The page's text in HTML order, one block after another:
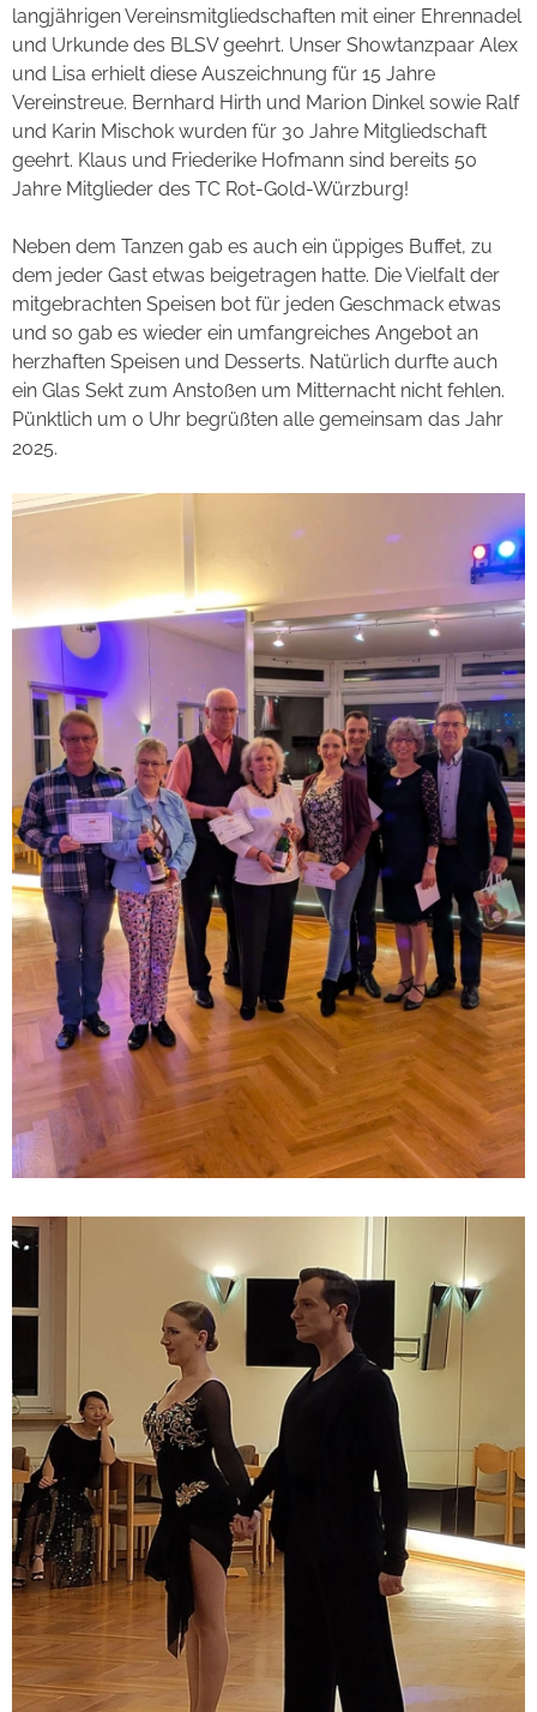
langjährigen Vereinsmitgliedschaften mit einer Ehrennadel
und Urkunde des BLSV geehrt. Unser Showtanzpaar Alex
und Lisa erhielt diese Auszeichnung für 15 Jahre
Vereinstreue. Bernhard Hirth und Marion Dinkel sowie Ralf
und Karin Mischok wurden für 30 Jahre Mitgliedschaft
geehrt. Klaus und Friederike Hofmann sind bereits 50
Jahre Mitglieder des TC Rot-Gold-Würzburg!
Neben dem Tanzen gab es auch ein üppiges Buffet, zu
dem jeder Gast etwas beigetragen hatte. Die Vielfalt der
mitgebrachten Speisen bot für jeden Geschmack etwas
und so gab es wieder ein umfangreiches Angebot an
herzhaften Speisen und Desserts. Natürlich durfte auch
ein Glas Sekt zum Anstoßen um Mitternacht nicht fehlen.
Pünktlich um 0 Uhr begrüßten alle gemeinsam das Jahr
2025.